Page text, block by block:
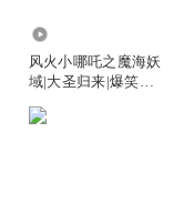
风火小哪吒之魔海妖
域|大圣归来|爆笑哪